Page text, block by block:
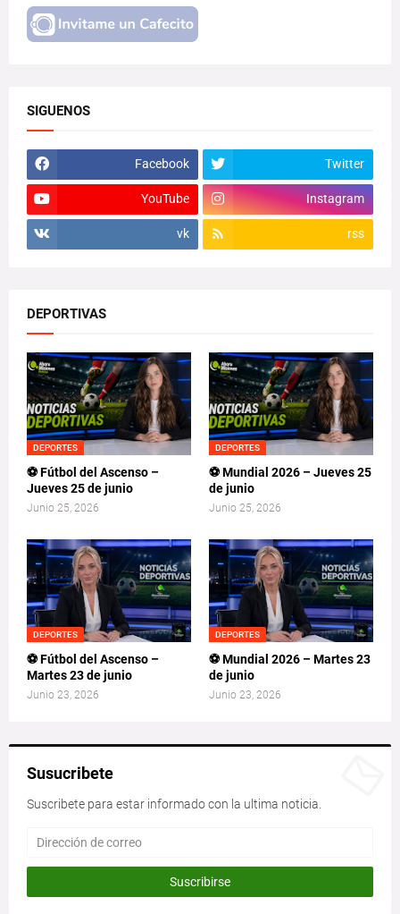
SIGUENOS
Facebook Twitter
YouTube Instagram
vk rss
DEPORTIVAS
DEPORTES
⚽ Fútbol del Ascenso –
Jueves 25 de junio
Junio 25, 2026
DEPORTES
⚽ Mundial 2026 – Jueves 25
de junio
Junio 25, 2026
DEPORTES
⚽ Fútbol del Ascenso –
Martes 23 de junio
Junio 23, 2026
DEPORTES
⚽ Mundial 2026 – Martes 23
de junio
Junio 23, 2026
Susucribete
Suscribete para estar informado con la ultima noticia.